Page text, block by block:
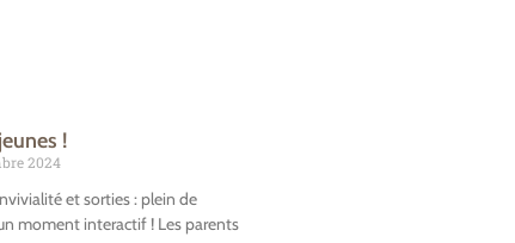
!
2024
et sorties : plein de
moment interactif ! Les parents